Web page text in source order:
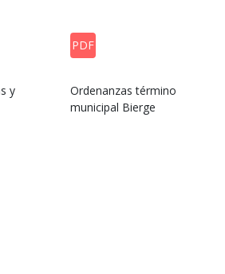
y
PDF
Ordenanzas término
municipal Bierge